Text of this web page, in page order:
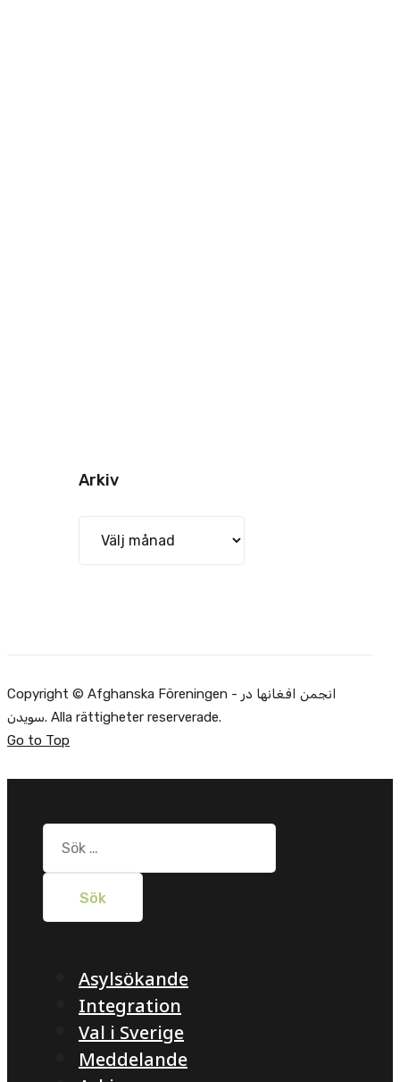
Arkiv
Copyright © Afghanska Föreningen - انجمن افغانها در
سویدن. Alla rättigheter reserverade.
Go to Top
Sök
efter:
Asylsökande
Integration
Val i Sverige
Meddelande